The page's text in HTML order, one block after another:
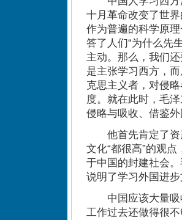
十月革命改变了世
作为普遍的科学原
答了人们“为什么先
主动。那么，我们
是主张学习西方，
克思主义者，对侵
度。就在此时，毛
侵略与吸收、借鉴
他首先肯定了资
文化“都很高”的观
于中国的封建社会
说明了学习外国进
中国应该大量吸
工作过去还做得很